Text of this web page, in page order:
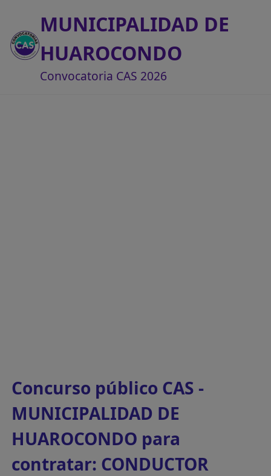
MUNICIPALIDAD DE
HUAROCONDO
Convocatoria CAS 2026
Concurso público CAS -
MUNICIPALIDAD DE
HUAROCONDO para
contratar: CONDUCTOR